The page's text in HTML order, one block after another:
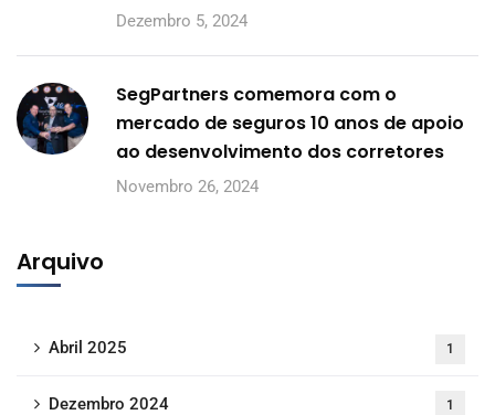
Dezembro 5, 2024
SegPartners comemora com o
mercado de seguros 10 anos de apoio
ao desenvolvimento dos corretores
Novembro 26, 2024
Arquivo
Abril 2025 1
Dezembro 2024 1